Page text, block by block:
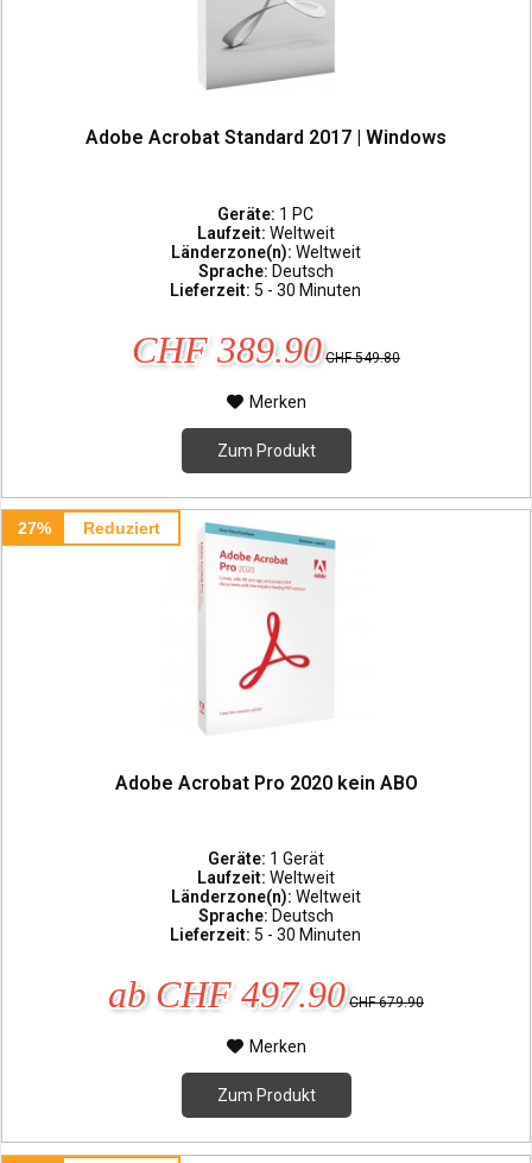
Adobe Acrobat Standard 2017 | Windows
Geräte: 1 PC
Laufzeit: Weltweit
Länderzone(n): Weltweit
Sprache: Deutsch
Lieferzeit: 5 - 30 Minuten
CHF 389.90 CHF 549.80
Merken
Zum Produkt
27% Reduziert
Adobe Acrobat Pro 2020 kein ABO
Geräte: 1 Gerät
Laufzeit: Weltweit
Länderzone(n): Weltweit
Sprache: Deutsch
Lieferzeit: 5 - 30 Minuten
ab CHF 497.90 CHF 679.90
Merken
Zum Produkt